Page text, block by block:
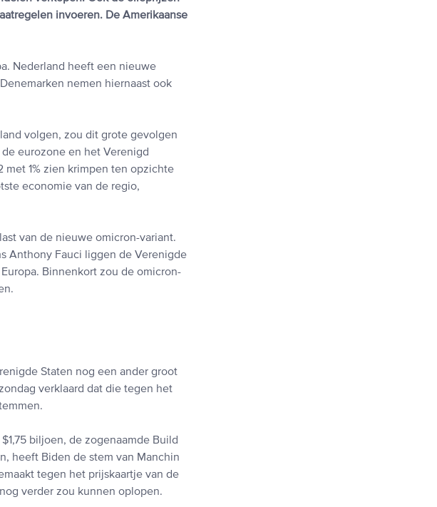
invoeren. De Amerikaanse
Nederland heeft een nieuwe
nemen hiernaast ook
volgen, zou dit grote gevolgen
eurozone en het Verenigd
1% zien krimpen ten opzichte
economie van de regio,
van de nieuwe omicron-variant.
Anthony Fauci liggen de Verenigde
Binnenkort zou de omicron-
Staten nog een ander groot
verklaard dat die tegen het
biljoen, de zogenaamde Build
heeft Biden de stem van Manchin
tegen het prijskaartje van de
verder zou kunnen oplopen.